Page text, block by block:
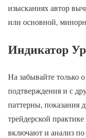
изысканиях автор
или основной,
Индикатор
На забывайте только
подтверждения и с
паттерны, показания
трейдерской
включают и анализ